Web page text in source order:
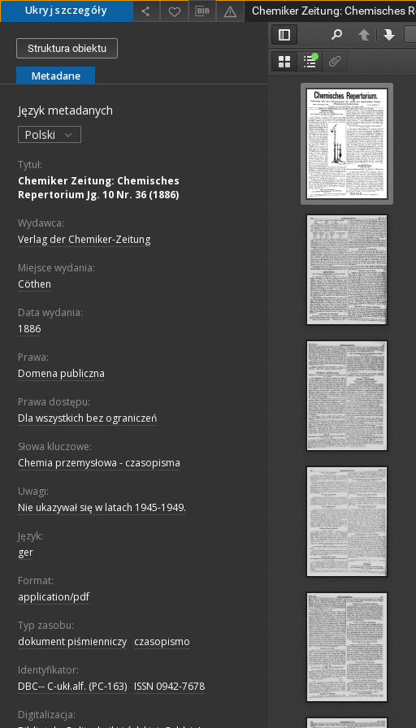
Ukryj szczegóły
Struktura obiektu
Metadane
Język metadanych
Polski
Tytuł:
Chemiker Zeitung: Chemisches
Repertorium Jg. 10 Nr. 36 (1886)
Wydawca:
Verlag der Chemiker-Zeitung
Miejsce wydania:
Cöthen
Data wydania:
1886
Prawa:
Domena publiczna
Prawa dostępu:
Dla wszystkich bez ograniczeń
Słowa kluczowe:
Chemia przemysłowa - czasopisma
Uwagi:
Nie ukazywał się w latach 1945-1949.
Język:
ger
Format:
application/pdf
Typ zasobu:
dokument piśmienniczy czasopismo
Identyfikator:
DBC-- C-ukł.alf. (PC-163) ISSN 0942-7678
Digitalizacja: